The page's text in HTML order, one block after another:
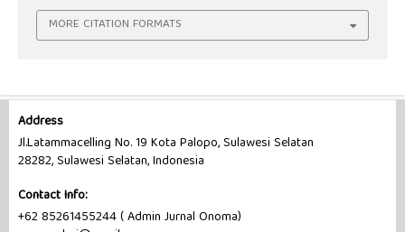
MORE CITATION FORMATS
Address
Jl.Latammacelling No. 19 Kota Palopo, Sulawesi Selatan
28282, Sulawesi Selatan, Indonesia
Contact Info:
+62 85261455244 ( Admin Jurnal Onoma)